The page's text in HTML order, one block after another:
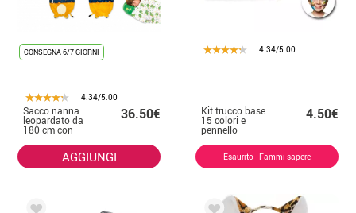
CONSEGNA 6/7 GIORNI
4.34/5.00
Sacco nanna
leopardato da
180 cm con
36.50€
AGGIUNGI
4.34/5.00
Kit trucco base:
15 colori e
pennello
4.50€
Esaurito - Fammi sapere